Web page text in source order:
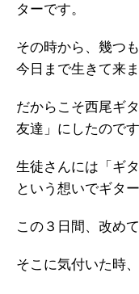
ターです。
その時から、幾つ
今日まで生きて来ま
だからこそ西尾ギ
友達」にしたのです
生徒さんには「ギ
という想いでギタ
この３日間、改め
そこに気付いた時、